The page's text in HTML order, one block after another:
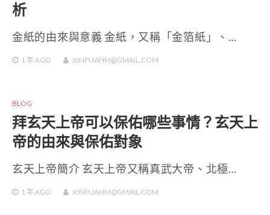
析
金紙的由來與意義 金紙，又稱「金箔紙」、…
1 年AGO XINPUAHM@GMAIL.COM
BLOG
拜玄天上帝可以保佑哪些事情？玄天上
帝的由來與保佑對象
玄天上帝簡介 玄天上帝又稱真武大帝、北極…
1 年AGO XINPUAHM@GMAIL.COM